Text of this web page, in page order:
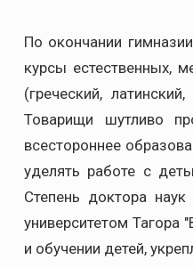
По окончании
курсы естественных,
(греческий,
Товарищи шутливо
всестороннее
уделять работе с
Степень доктора
университетом Тагора
и обучении детей,